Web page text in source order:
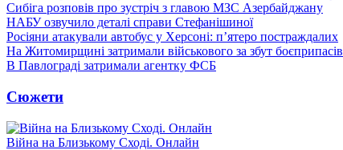
Сибіга розповів про зустріч з главою МЗС Азербайджану
НАБУ озвучило деталі справи Стефанішиної
Росіяни атакували автобус у Херсоні: п’ятеро постраждалих
На Житомирщині затримали військового за збут боєприпасів
В Павлограді затримали агентку ФСБ
Сюжети
Війна на Близькому Сході. Онлайн